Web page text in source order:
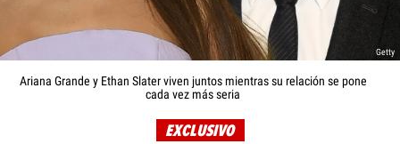
Getty
Ariana Grande y Ethan Slater viven juntos mientras su relación se pone
cada vez más seria
EXCLUSIVO